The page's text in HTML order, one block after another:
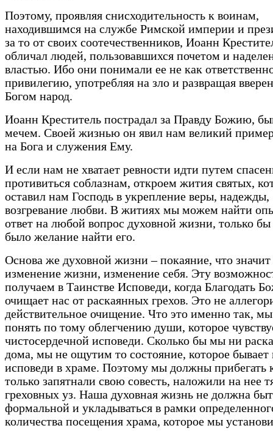
Поэтому, проявляя снисходительность к воинам,
находившимся на службе Римской империи и
за то от своих соотечественников, Иоанн
обличал людей, пользовавшихся почетом и
властью. Ибо они понимали ее не как
привилегию, употребляя на зло и развращая
Богом народ.
Иоанн Креститель пострадал за Правду Божию,
мечем. Своей жизнью он явил нам великий
на Бога и служения Ему.
И если нам не хватает ревности идти путем
противиться соблазнам, откроем жития святых,
оставил нам Господь в укрепление веры, надежды,
возгревание любви. В житиях мы можем найти
ответ на любой вопрос духовной жизни, только бы
было желание найти его.
Основа же духовной жизни – покаяние, что значит
изменение жизни, изменение себя. Эту
получаем в Таинстве Исповеди, когда Благодать
очищает нас от раскаянных грехов. Это не
действительное очищение. Что это именно так,
понять по тому облегчению души, которое
чистосердечной исповеди. Сколько бы мы ни
дома, мы не ощутим то состояние, которое бывает
исповеди в храме. Поэтому мы должны прибегать
только запятнали свою совесть, наложили на нее
греховных уз. Наша духовная жизнь не должна
формальной и укладываться в рамки
количества посещения храма, которое мы